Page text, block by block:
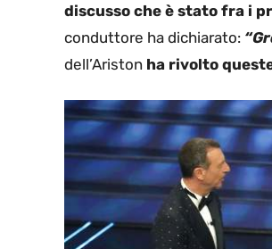
discusso che è stato fra i
conduttore ha dichiarato:
dell’Ariston ha rivolto